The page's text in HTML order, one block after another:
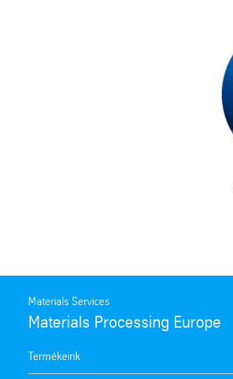
Materials Services
Materials Processing Europe
Termékeink